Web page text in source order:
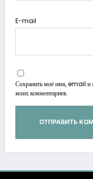
E-mail
Сохранить моё имя, email и
моих комментариев.